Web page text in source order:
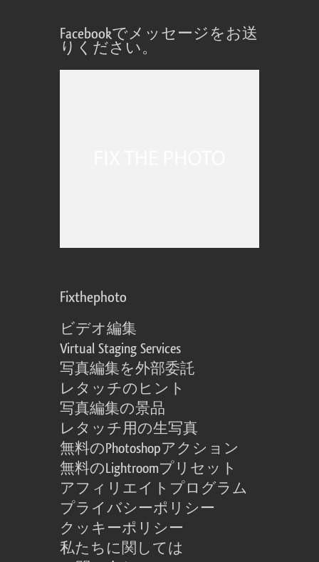
Facebookでメッセージをお送
りください。
Fixthephoto
ビデオ編集
Virtual Staging Services
写真編集を外部委託
レタッチのヒント
写真編集の景品
レタッチ用の生写真
無料のPhotoshopアクション
無料のLightroomプリセット
アフィリエイトプログラム
プライバシーポリシー
クッキーポリシー
私たちに関しては